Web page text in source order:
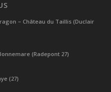
– Château du Taillis (Duclair
(Radepont 27)
(27)